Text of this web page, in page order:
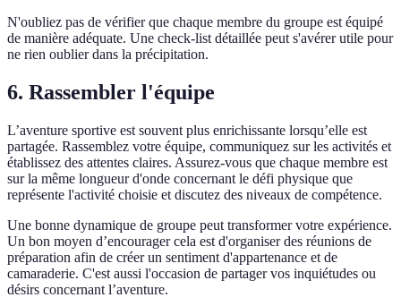
N'oubliez pas de vérifier que chaque membre du groupe est équipé
de manière adéquate. Une check-list détaillée peut s'avérer utile pour
ne rien oublier dans la précipitation.
6. Rassembler l'équipe
L’aventure sportive est souvent plus enrichissante lorsqu’elle est
partagée. Rassemblez votre équipe, communiquez sur les activités et
établissez des attentes claires. Assurez-vous que chaque membre est
sur la même longueur d'onde concernant le défi physique que
représente l'activité choisie et discutez des niveaux de compétence.
Une bonne dynamique de groupe peut transformer votre expérience.
Un bon moyen d’encourager cela est d'organiser des réunions de
préparation afin de créer un sentiment d'appartenance et de
camaraderie. C'est aussi l'occasion de partager vos inquiétudes ou
désirs concernant l’aventure.